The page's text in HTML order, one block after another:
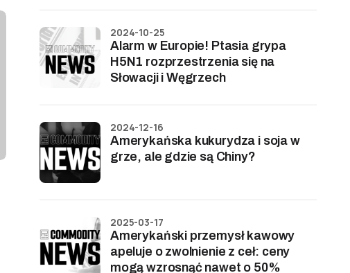
Alarm w Europie! Ptasia grypa
H5N1 rozprzestrzenia się na
Słowacji i Węgrzech
2024-10-25
Amerykańska kukurydza i soja w
grze, ale gdzie są Chiny?
2024-12-16
Amerykański przemysł kawowy
apeluje o zwolnienie z ceł: ceny
mogą wzrosnąć nawet o 50%
2025-03-17